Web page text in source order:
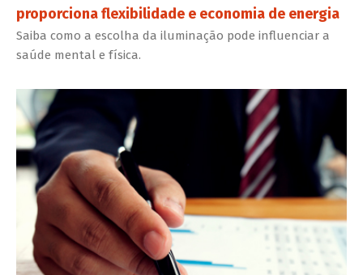
proporciona flexibilidade e economia de energia
Saiba como a escolha da iluminação pode influenciar a
saúde mental e física.